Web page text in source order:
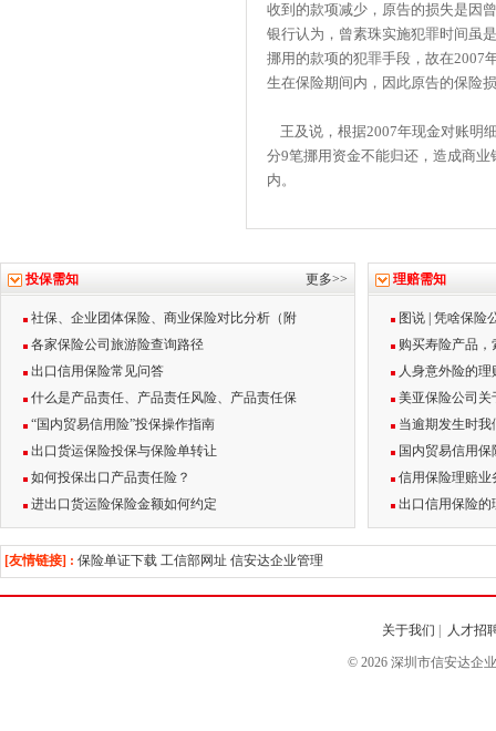
收到的款项减少，原告的损失是因
银行认为，曾素珠实施犯罪时间虽
挪用的款项的犯罪手段，故在2007
生在保险期间内，因此原告的保险
王及说，根据2007年现金对账明
分9笔挪用资金不能归还，造成商
内。
投保需知 更多>>
社保、企业团体保险、商业保险对比分析（附
各家保险公司旅游险查询路径
出口信用保险常见问答
什么是产品责任、产品责任风险、产品责任保
“国内贸易信用险”投保操作指南
出口货运保险投保与保险单转让
如何投保出口产品责任险？
进出口货运险保险金额如何约定
理赔需知
图说 | 凭啥保险
购买寿险产品，
人身意外险的理
美亚保险公司关
当逾期发生时我
国内贸易信用保
信用保险理赔业
出口信用保险的
[友情链接] : 保险单证下载 工信部网址 信安达企业管理
关于我们 人才招
© 2026 深圳市信安达企